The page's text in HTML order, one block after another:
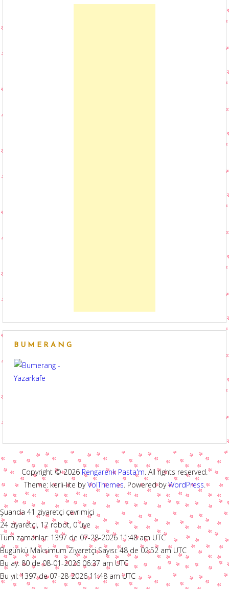
BUMERANG
Copyright © 2026 Rengarenk Pasta'm. All rights reserved.
Theme: kerli-lite byVolThemes. Powered byWordPress.
Şuanda 41 ziyaretçi çevrimiçi
24 ziyaretçi, 17 robot, 0 üye
Tüm zamanlar: 1397 de 07-28-2026 11:48 am UTC
Bugünkü Maksimum Ziyaretçi Sayısı: 48 de 02:52 am UTC
Bu ay: 80 de 08-01-2026 06:37 am UTC
Bu yıl: 1397 de 07-28-2026 11:48 am UTC